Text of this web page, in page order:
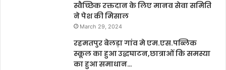
स्वैच्छिक रक्तदान के लिए मानव सेवा समिति
ने पेश की मिसाल
March 29, 2024
रहमतपुर बेलड़ा गांव मे एम.एस.पब्लिक
स्कूल का हुआ उद्धघाटन,छात्राओं कि समस्या
का हुआ समाधान…